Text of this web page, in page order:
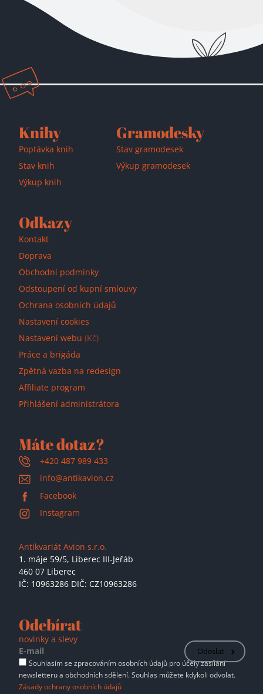
Přidáno do košíku!
Knihy
Poptávka knih
Stav knih
Výkup knih
Gramodesky
Stav gramodesek
Výkup gramodesek
Odkazy
Kontakt
Doprava
Obchodní podmínky
Odstoupení od kupní smlouvy
Ochrana osobních údajů
Nastavení cookies
Nastavení webu (Kč)
Práce a brigáda
Zpětná vazba na redesign
Affiliate program
Přihlášení administrátora
Máte dotaz?
+420 487 989 433
info@antikavion.cz
Facebook
Instagram
Antikvariát Avion s.r.o.
1. máje 59/5, Liberec III-Jeřáb
460 07 Liberec
IČ: 10963286 DIČ: CZ10963286
Odebírat
novinky a slevy
Odeslat
Souhlasím se zpracováním osobních údajů pro účely zasílání
newsletteru a obchodních sdělení. Souhlas můžete kdykoli odvolat.
Zásady ochrany osobních údajů